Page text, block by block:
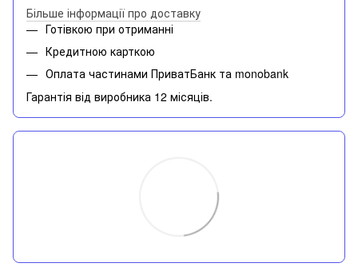
Більше інформації про доставку
Готівкою при отриманні
Кредитною карткою
Оплата частинами ПриватБанк та monobank
Гарантія від виробника 12 місяців.